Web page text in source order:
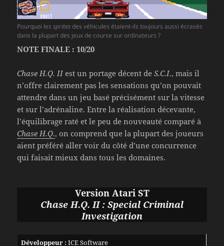
Pourquoi lesspritesdes véhicules étaient-ils toujours aussi écrasés
dans la plupart des jeux de course sur ordinateurs ?
NOTE FINALE : 10/20
Chase H.Q. IIest un portage décent deS.C.I., mais il
n’offre clairement pas les sensations qu’on pouvait
attendre dans un jeu basé précisément sur la vitesse
et sur l’adrénaline. Entre la réalisation décevante,
l’équilibrage raté et le peu de nouveauté comparé à
Chase H.Q., on comprend que la plupart des joueurs
aient préféré aller voir du côté d’une concurrence
qui faisait mieux dans tous les domaines.
Version Atari ST
Chase H.Q. II : Special Criminal
Investigation
Développeur : ICE Software